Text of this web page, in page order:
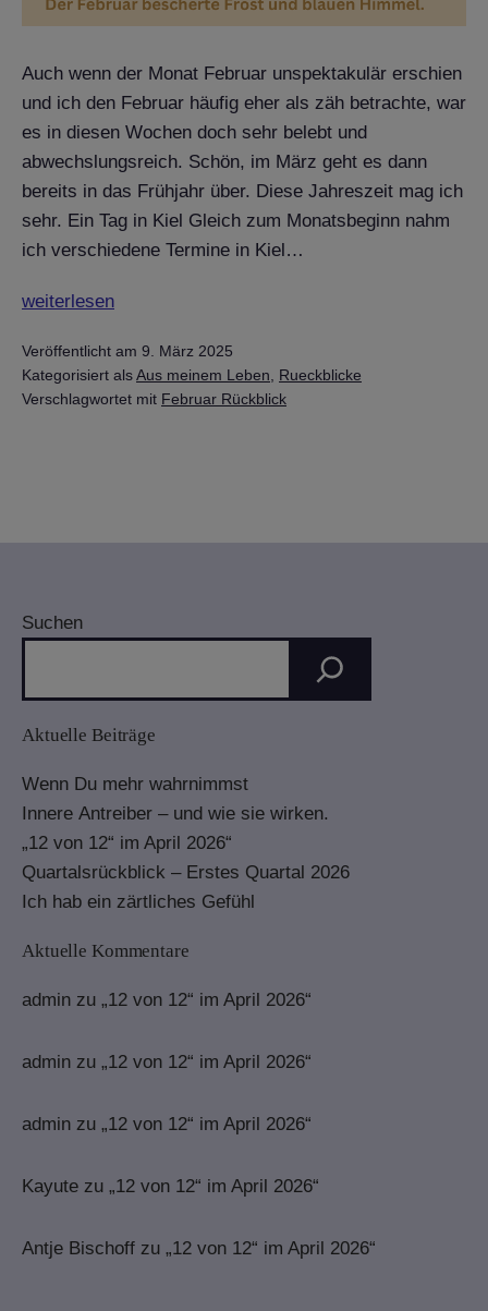
Auch wenn der Monat Februar unspektakulär erschien
und ich den Februar häufig eher als zäh betrachte, war
es in diesen Wochen doch sehr belebt und
abwechslungsreich. Schön, im März geht es dann
bereits in das Frühjahr über. Diese Jahreszeit mag ich
sehr. Ein Tag in Kiel Gleich zum Monatsbeginn nahm
ich verschiedene Termine in Kiel…
Monatsrückblick
2025
weiterlesen
Veröffentlicht am 9. März 2025
Kategorisiert alsAus meinem Leben, Rueckblicke
Verschlagwortet mit Februar Rückblick
Suchen
Aktuelle Beiträge
Wenn Du mehr wahrnimmst
Innere Antreiber – und wie sie wirken.
„12 von 12“ im April 2026“
Quartalsrückblick – Erstes Quartal 2026
Ich hab ein zärtliches Gefühl
Aktuelle Kommentare
admin zu „12 von 12“ im April 2026“
admin zu „12 von 12“ im April 2026“
admin zu „12 von 12“ im April 2026“
Kayute zu „12 von 12“ im April 2026“
Antje Bischoff zu „12 von 12“ im April 2026“